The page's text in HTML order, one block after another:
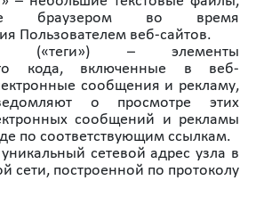
браузером во время
Пользователем веб-сайтов.
(«теги») – элементы
кода, включенные в веб-
сообщения и рекламу,
о просмотре этих
сообщений и рекламы
по соответствующим ссылкам.
сетевой адрес узла в
сети, построенной по протоколу